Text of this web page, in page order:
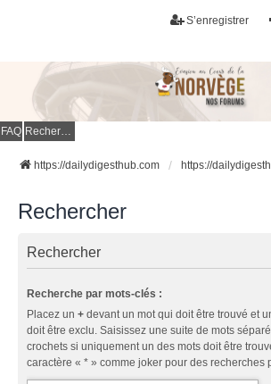
S’enregistrer
FAQ Rechercher
https://dailydigesthub.com
Rechercher
Rechercher
Recherche par mots-clés :
Placez un + devant un mot qui doit être trouvé et
doit être exclu. Saisissez une suite de mots
crochets si uniquement un des mots doit être
caractère « * » comme joker pour des recherches